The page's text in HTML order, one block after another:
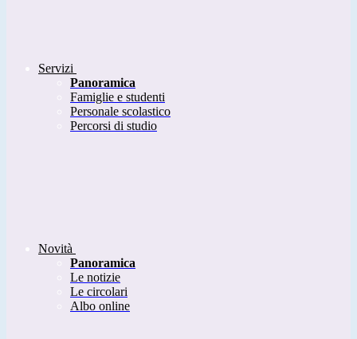
Servizi
Panoramica
Famiglie e studenti
Personale scolastico
Percorsi di studio
Novità
Panoramica
Le notizie
Le circolari
Albo online